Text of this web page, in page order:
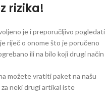
rizika!
je i preporučljivo pogledati
riječ o onome što je poručeno
ili na bilo koji drugi način
možete vratiti paket na našu
neki drugi artikal iste